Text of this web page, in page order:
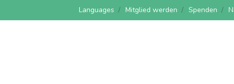
Languages Mitglied werden Spenden